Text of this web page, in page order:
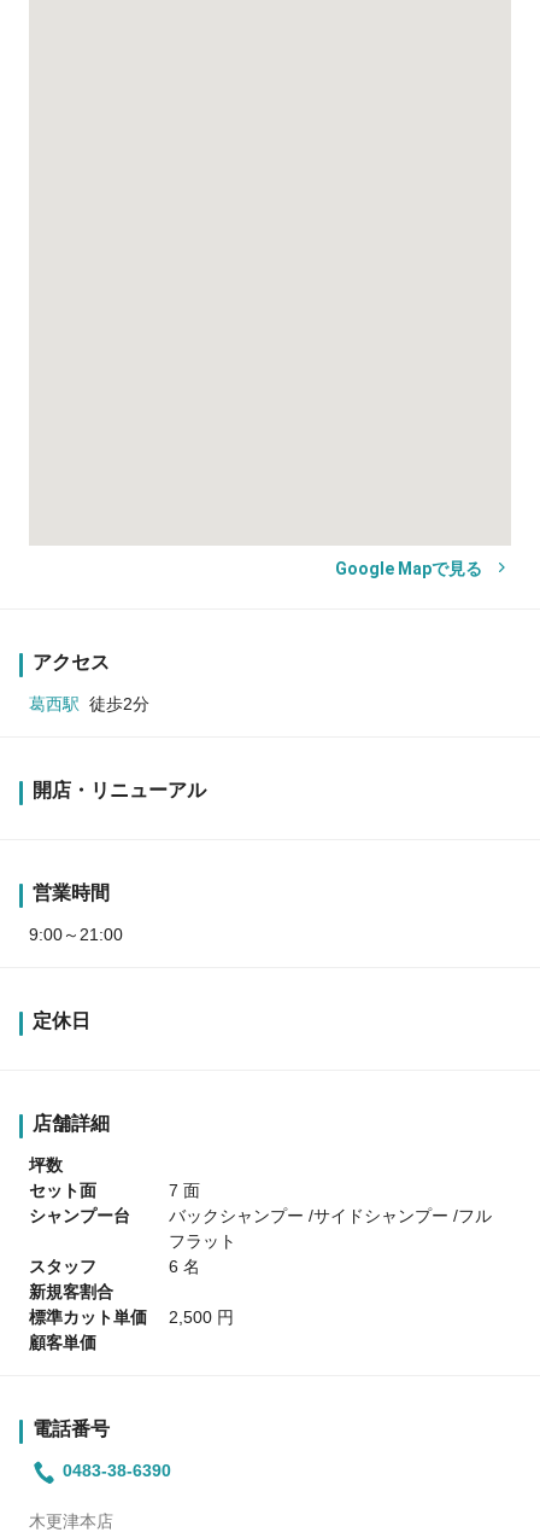
Google Mapで見る
アクセス
葛西駅 徒歩2分
開店・リニューアル
営業時間
9:00～21:00
定休日
店舗詳細
坪数
セット面
7 面
シャンプー台
バックシャンプー /サイドシャンプー /フル
フラット
スタッフ
6 名
新規客割合
標準カット単価
2,500 円
顧客単価
電話番号
0483-38-6390
木更津本店